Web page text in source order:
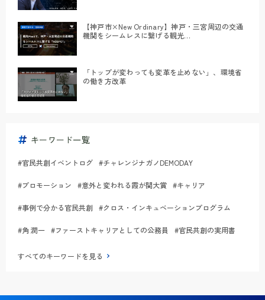
【神戸市×New Ordinary】神戸・三宮周辺の交通
機関をシームレスに繋げる観光
「トップが変わっても変革を止めない」、環境省
の働き方改革
キーワード一覧
#官民共創イベントログ #チャレンジナガノDEMODAY
#プロモーション #意外と変われる霞が関大賞 #キャリア
#事例で分かる官民共創 #クロス・インキュベーションプログラム
#角 潤一 #ファーストキャリアとしての公務員 #官民共創の実用書
すべてのキーワードを見る